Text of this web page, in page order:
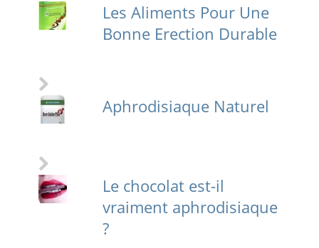
Les Aliments Pour Une
Bonne Erection Durable
Aphrodisiaque Naturel
Le chocolat est-il
vraiment aphrodisiaque
?